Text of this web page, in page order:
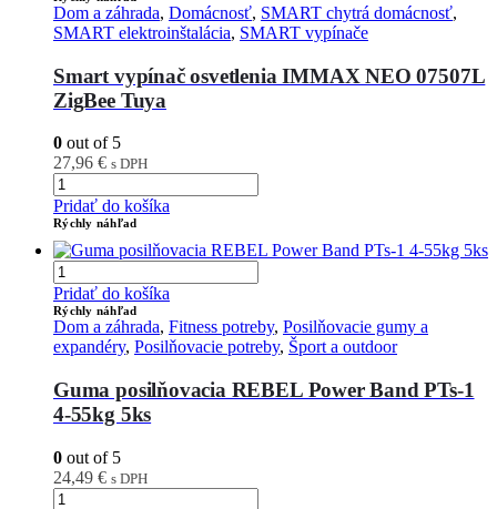
Dom a záhrada, Domácnosť, SMART chytrá domácnosť,
SMART elektroinštalácia, SMART vypínače
Smart vypínač osvetlenia IMMAX NEO 07507L
ZigBee Tuya
0 out of 5
27,96 € s DPH
Pridať do košíka
Rýchly náhľad
Pridať do košíka
Rýchly náhľad
Dom a záhrada, Fitness potreby, Posilňovacie gumy a
expandéry, Posilňovacie potreby, Šport a outdoor
Guma posilňovacia REBEL Power Band PTs-1
4-55kg 5ks
0 out of 5
24,49 € s DPH